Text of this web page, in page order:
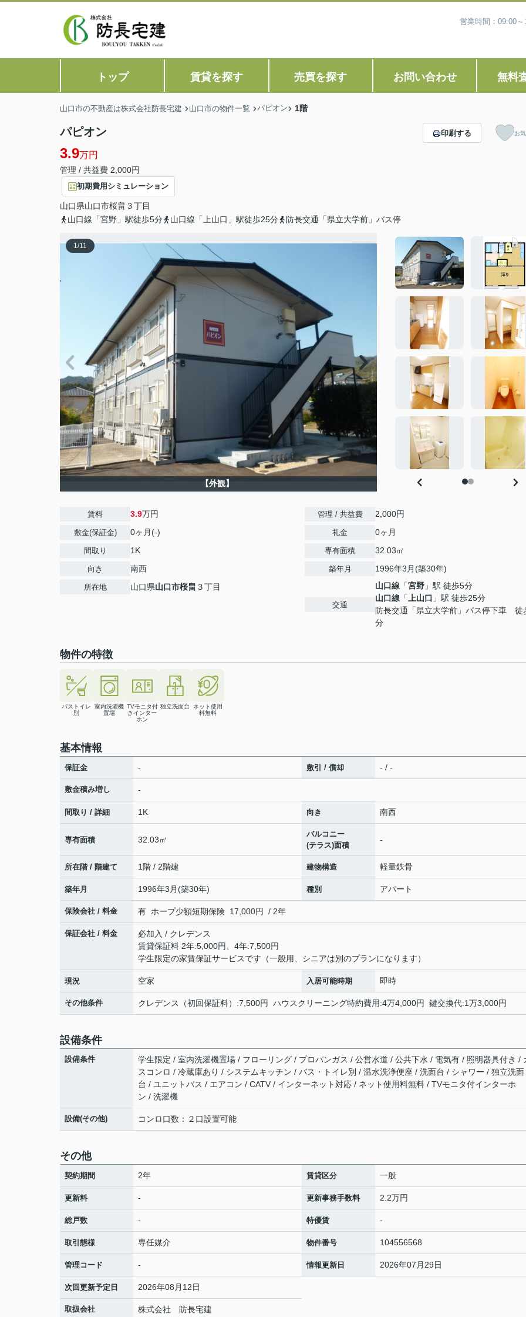
営業時間：09:00
トップ 賃貸を探す 売買を探す お問い合わせ 無料
山口市の不動産は株式会社防長宅建 山口市の物件一覧 パピオン 1階
パピオン
3.9万円
管理 / 共益費 2,000円
初期費用シミュレーション
山口県山口市桜畠 ３丁目
山口線「宮野」駅徒歩5分
山口線「上山口」駅徒歩25分 防長交通「県立大学前」バス停
印刷する お
1/11
【外観】
賃料 3.9万円
敷金(保証金) 0ヶ月(-)
間取り 1K
向き 南西
所在地 山口県山口市桜畠 ３丁目
管理 / 共益費 2,000円
礼金 0ヶ月
専有面積 32.03㎡
築年月 1996年3月(築30年)
交通
山口線 「宮野 」駅 徒歩5分
山口線 「 上山口 」駅 徒歩25分
防長交通「県立大学前」バス停下車 徒
分
物件の特徴
バストイレ
別
室内洗濯機
置場
TVモニタ付
きインター
ホン
独立洗面台
ネット使用
料無料
基本情報
保証金 - 敷引 / 償却 - / -
敷金積み増し -
間取り / 詳細 1K 向き 南西
専有面積 32.03㎡
バルコニー
(テラス)面積
-
所在階 / 階建て 1階 / 2階建 建物構造 軽量鉄骨
築年月 1996年3月(築30年) 種別 アパート
保険会社 / 料金 有 ホープ少額短期保険 17,000円 / 2年
保証会社 / 料金
必加入 / クレデンス
賃貸保証料 2年:5,000円、4年:7,500円
学生限定の家賃保証サービスです（一般用、シニアは別のプランになります）
現況 空家 入居可能時期 即時
その他条件 クレデンス（初回保証料）:7,500円 ハウスクリーニング特約費用:4万4,000円 鍵交換代:1万3,000円
設備条件
設備条件
学生限定 / 室内洗濯機置場 / フローリング / プロパンガス / 公営水道 / 公共下水 / 電気有 / 照明器具付き /
スコンロ / 冷蔵庫あり / システムキッチン / バス・トイレ別 / 温水洗浄便座 / 洗面台 / シャワー / 独立洗面
台 / ユニットバス / エアコン / CATV / インターネット対応 / ネット使用料無料 / TVモニタ付インターホ
ン / 洗濯機
設備(その他) コンロ口数：２口設置可能
その他
契約期間 2年 賃貸区分 一般
更新料 - 更新事務手数料 2.2万円
総戸数 - 特優賃 -
取引態様 専任媒介 物件番号 104556568
管理コード - 情報更新日 2026年07月29日
次回更新予定日 2026年08月12日
取扱会社 株式会社 防長宅建